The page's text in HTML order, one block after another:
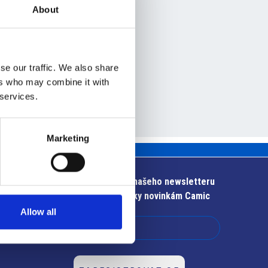
About
our traffic. We also share
who may combine it with
Marketing
Allow all
a
Přihlaste se k odběru našeho newsletteru
Zůstaňte v obraze díky novinkám Camic